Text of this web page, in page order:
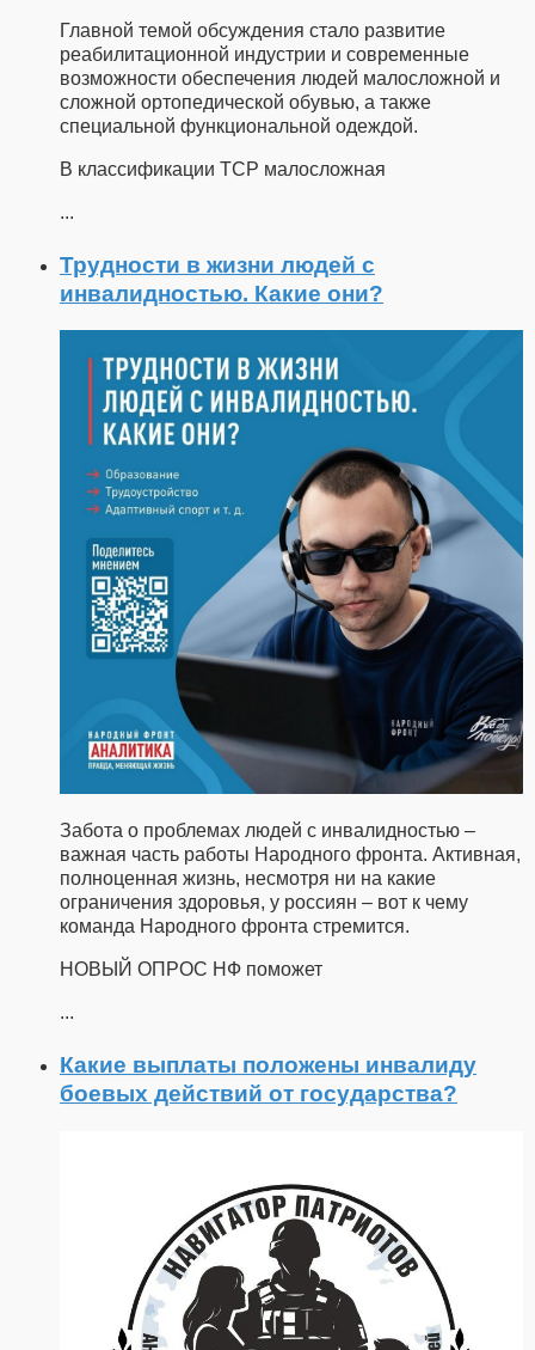
Главной темой обсуждения стало развитие
реабилитационной индустрии и современные
возможности обеспечения людей малосложной и
сложной ортопедической обувью, а также
специальной функциональной одеждой.
В классификации ТСР малосложная
...
Трудности в жизни людей с
инвалидностью. Какие они?
Забота о проблемах людей с инвалидностью –
важная часть работы Народного фронта. Активная,
полноценная жизнь, несмотря ни на какие
ограничения здоровья, у россиян – вот к чему
команда Народного фронта стремится.
НОВЫЙ ОПРОС НФ поможет
...
Какие выплаты положены инвалиду
боевых действий от государства?